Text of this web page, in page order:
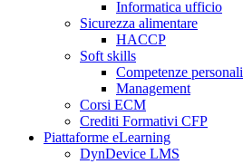
Informatica ufficio
Sicurezza alimentare
HACCP
Soft skills
Competenze personali
Management
Corsi ECM
Crediti Formativi CFP
Piattaforme eLearning
DynDevice LMS